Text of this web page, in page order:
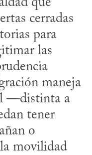
que
cerradas
para
las
maneja
—distinta a
tener
o
movilidad